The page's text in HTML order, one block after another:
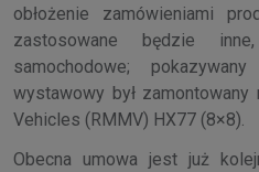
obłożenie zamówieniami
zastosowane będzie
samochodowe;
wystawowy był
Vehicles (RMMV) HX77 (8×8).
Obecna umowa jest już